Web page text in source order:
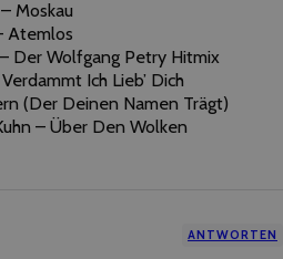
Moskau
Atemlos
Der Wolfgang Petry Hitmix
Ich Lieb’ Dich
(Der Deinen Namen Trägt)
– Über Den Wolken
ANTWORTEN